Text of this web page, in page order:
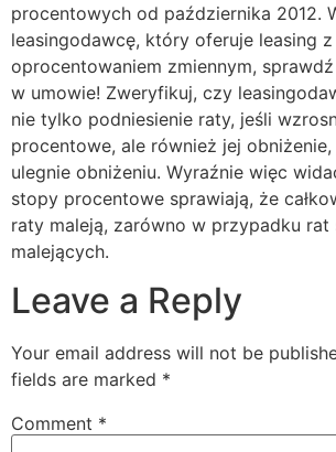
procentowych od października 2012.
leasingodawcę, który oferuje leasing z
oprocentowaniem zmiennym,
w umowie! Zweryfikuj, czy
nie tylko podniesienie raty, jeśli
procentowe, ale również jej obniżenie,
ulegnie obniżeniu. Wyraźnie więc
stopy procentowe sprawiają, że
raty maleją, zarówno w przypadku rat
malejących.
Leave a Reply
Your email address will not be
fields are marked *
Comment *